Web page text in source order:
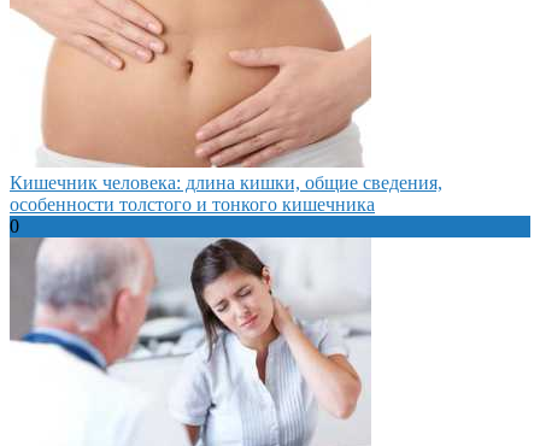
Кишечник человека: длина кишки, общие сведения,
особенности толстого и тонкого кишечника
0